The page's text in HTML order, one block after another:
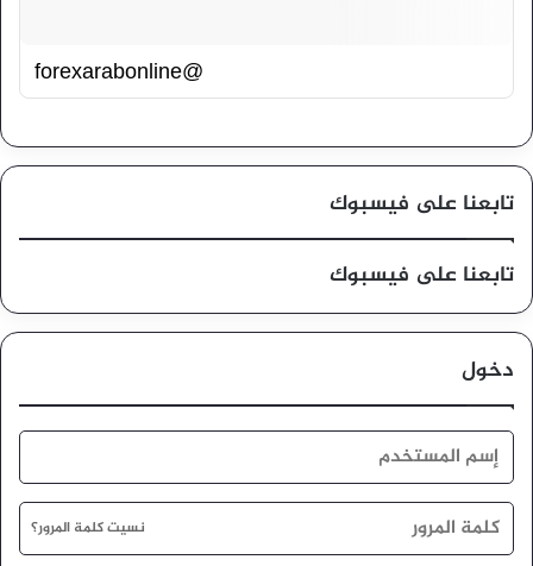
@forexarabonline
تابعنا على فيسبوك
تابعنا على فيسبوك
دخول
نسيت كلمة المرور؟